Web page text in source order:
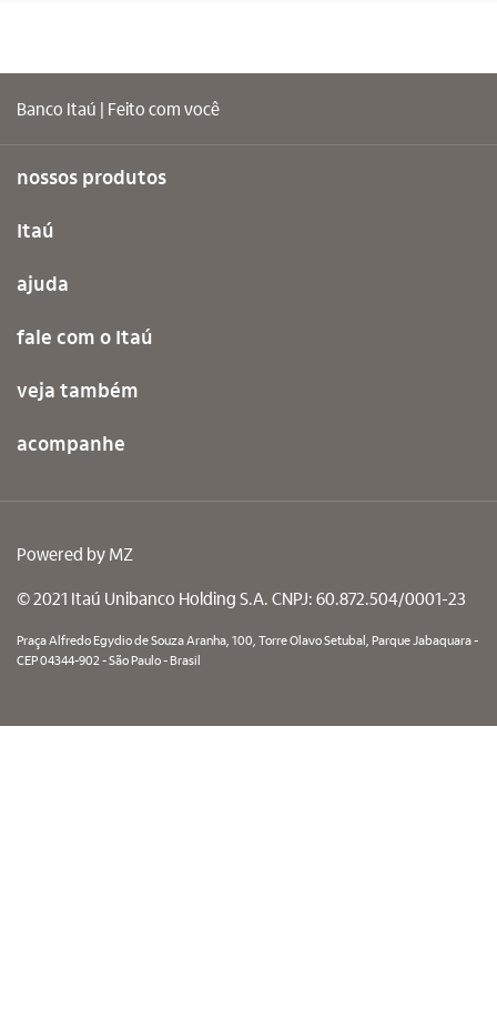
Banco Itaú | Feito com você
nossos produtos
Itaú
ajuda
fale com o Itaú
veja também
acompanhe
Powered byMZ
© 2021 Itaú Unibanco Holding S.A. CNPJ: 60.872.504/0001-23
Praça Alfredo Egydio de Souza Aranha, 100, Torre Olavo Setubal, Parque Jabaquara -
CEP 04344-902 - São Paulo - Brasil